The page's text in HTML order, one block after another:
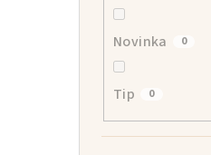
Novinka 0
Tip 0